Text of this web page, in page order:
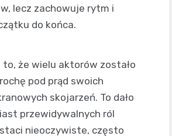
lecz zachowuje rytm i
do końca.
że wielu aktorów zostało
pod prąd swoich
skojarzeń. To dało
przewidywalnych ról
nieoczywiste, często